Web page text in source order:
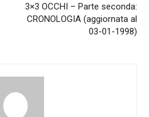
3×3 OCCHI – Parte seconda:
CRONOLOGIA (aggiornata al
03-01-1998)